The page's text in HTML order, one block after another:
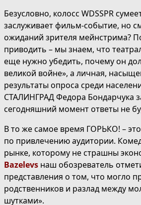
Безусловно, колосс WDSSPR
заслуживает фильм-событие, но
ожиданий зрителя мейнстрима?
приводить – мы знаем, что
еще нужно убедить, почему он
великой войне», а личная,
результаты опроса среди
СТАЛИНГРАД Федора Бондарчука
сегодняшний момент ответы не
В то же самое время ГОРЬКО! –
по привлечению аудитории.
рынке, которому не страшны
Bazelevs наш обозреватель
представления о том, что могло
родственников и разлад между
шутками».